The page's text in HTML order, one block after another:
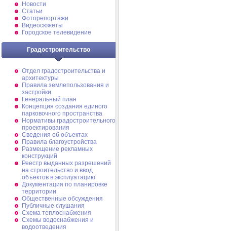
Новости
Статьи
Фоторепортажи
Видеосюжеты
Городское телевидение
Градостроительство
Отдел градостроительства и
архитектуры
Правила землепользования и
застройки
Генеральный план
Концепция создания единого
парковочного пространства
Нормативы градостроительного
проектирования
Сведения об объектах
Правила благоустройства
Размещение рекламных
конструкций
Реестр выданных разрешений
на строительство и ввод
объектов в эксплуатацию
Документация по планировке
территории
Общественные обсуждения
Публичные слушания
Схема теплоснабжения
Схемы водоснабжения и
водоотведения